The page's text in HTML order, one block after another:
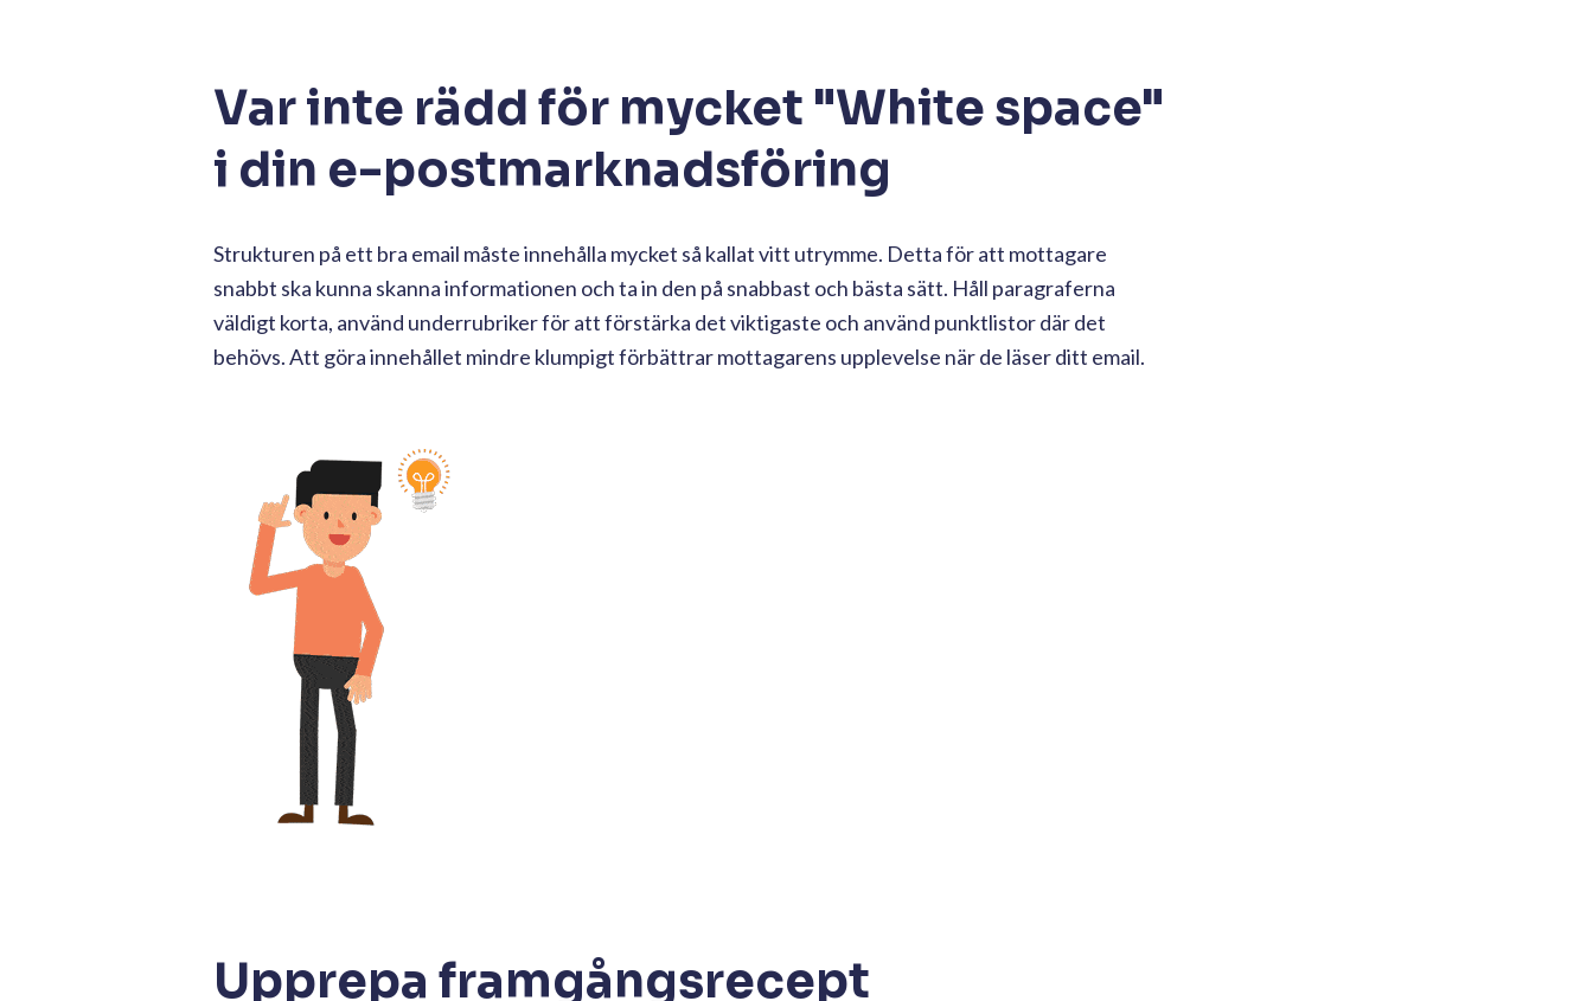
Var inte rädd för mycket "White space"
i din e-postmarknadsföring
Strukturen på ett bra email måste innehålla mycket så kallat vitt utrymme. Detta för att mottagare
snabbt ska kunna skanna informationen och ta in den på snabbast och bästa sätt. Håll paragraferna
väldigt korta, använd underrubriker för att förstärka det viktigaste och använd punktlistor där det
behövs. Att göra innehållet mindre klumpigt förbättrar mottagarens upplevelse när de läser ditt email.
Upprepa framgångsrecept